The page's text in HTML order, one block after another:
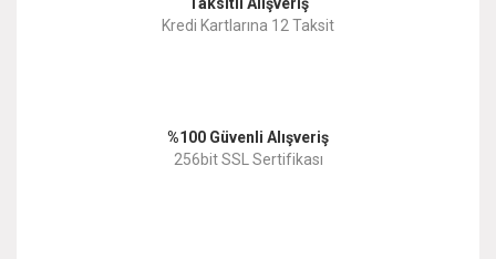
Ürün resmi kalitesiz, bozuk veya görüntülenemiyor.
Ürün fiyatı diğer sitelerden daha pahalı.
Kredi Kartlarına 12 Taksit
%100 Güvenli Alışveriş
256bit SSL Sertifikası